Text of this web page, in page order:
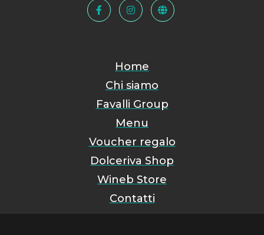
Home
Chi siamo
Favalli Group
Menu
Voucher regalo
Dolceriva Shop
Wineb Store
Contatti